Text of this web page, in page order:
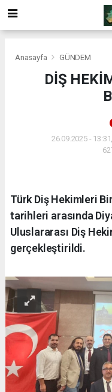
Anasayfa GÜNDEM
DİŞ
26.09.2025 -
Türk Diş Hekimleri
tarihleri arasında
Uluslararası Diş
gerçekleştirildi.